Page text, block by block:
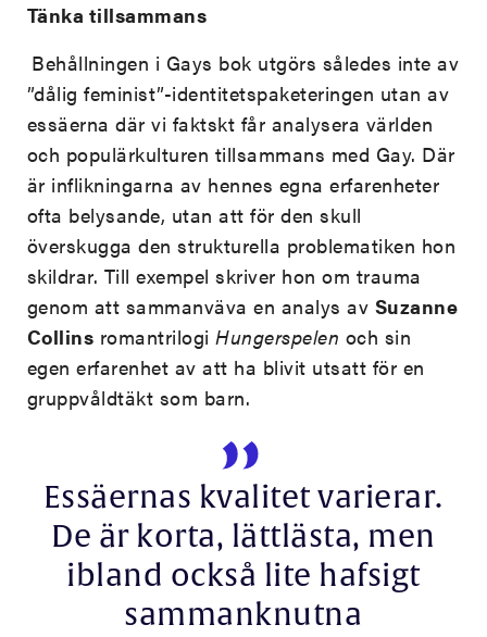
Tänka tillsammans
Behållningen i Gays bok utgörs således inte av
”dålig feminist”-identitetspaketeringen utan av
essäerna där vi faktskt får analysera världen
och populärkulturen tillsammans med Gay. Där
är inflikningarna av hennes egna erfarenheter
ofta belysande, utan att för den skull
överskugga den strukturella problematiken hon
skildrar. Till exempel skriver hon om trauma
genom att sammanväva en analys av Suzanne
Collins romantrilogiHungerspelen och sin
egen erfarenhet av att ha blivit utsatt för en
gruppvåldtäkt som barn.
Essäernas kvalitet varierar.
De är korta, lättlästa, men
ibland också lite hafsigt
sammanknutna